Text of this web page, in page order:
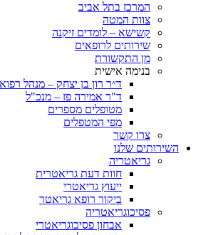
המרכז בתל אביב
צוות המטה
קשישא – לומדים זיקנה
שירותים לרופאים
מן התקשורת
בנימה אישית
ד״ר רון בן יצחק – מנהל רפואי
ד"ר אמירה פז – מנכ"ל
מטופלים מספרים
מפי המטפלים
שלנו
גריאטריה
חוות דעת גריאטרית
ייעוץ גריאטרי
ביקור רופא גריאטר
פסיכוגריאטריה
אבחון פסיכוגריאטרי